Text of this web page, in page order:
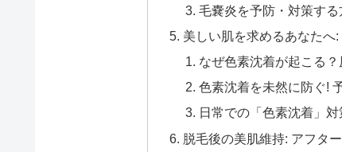
毛嚢炎を予防・対策する
美しい肌を求めるあなたへ
なぜ色素沈着が起こる？
色素沈着を未然に防ぐ!
日常での「色素沈着」対
脱毛後の美肌維持: アフタ